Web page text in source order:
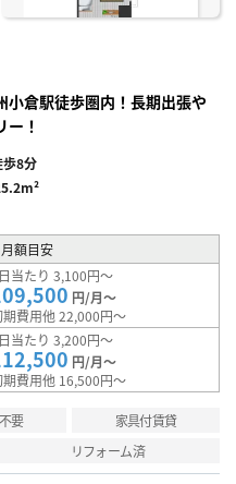
小倉駅徒歩圏内！長期出張や
！
歩8分
月額目安
当たり 3,100円～
円/月～
期費用他 22,000円～
当たり 3,200円～
円/月～
期費用他 16,500円～
要
家具付賃貸
リフォーム済